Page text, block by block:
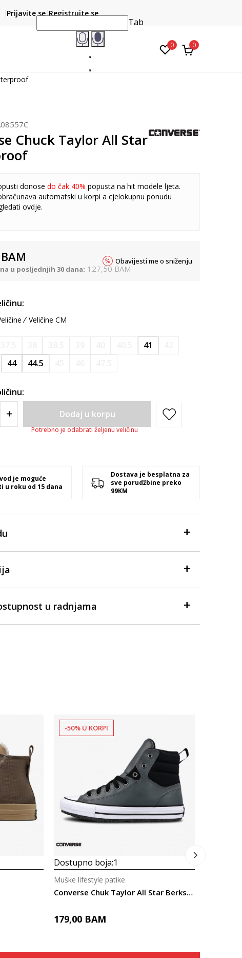
Platite karticom online i preuzmite u prodavnici po vašem
Prijavite se Registrujte se
Tab
0 0
Chuck Taylor All Star
donose do čak 40% popusta na hit modele ljeta.
automatski u korpi a cjelokupnu ponudu
ovdje.
BAM
u posljednjih 30 dana: 127,50 BAM
Obavijesti me o sniženju
Veličine CM
41
44 44.5
Dodaj u korpu
Potrebno je odabrati željenu veličinu
je moguće
u roku od 15 dana
Dostava je besplatna za
sve porudžbine preko
99KM
u radnjama
-50% U KORPI
Dostupno boja:1
Converse Chuk Taylor All Star Berkshire
Muške lifestyle patike
179,00 BAM